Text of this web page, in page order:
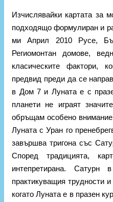
Изчислявайки картата за
подходящо формулиран и
ми Април 2010 Русе,
Региомонтан домове,
класическите фактори,
предвид преди да се
в Дом 7 и Луната е с
планети не играят
обръщам особено
Луната с Уран го
завършва тригона със
Според традицията,
интепретирана.
практикуващия трудности
когато Луната е в празен